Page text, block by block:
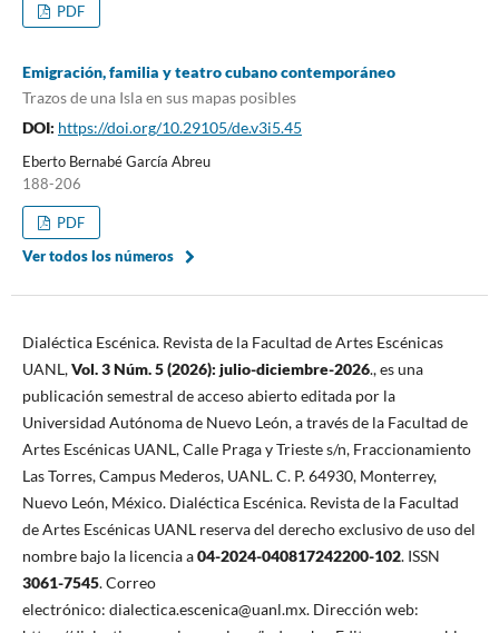
PDF
Emigración, familia y teatro cubano contemporáneo
Trazos de una Isla en sus mapas posibles
DOI: https://doi.org/10.29105/de.v3i5.45
Eberto Bernabé García Abreu
188-206
PDF
Ver todos los números
Dialéctica Escénica. Revista de la Facultad de Artes Escénicas
UANL,Vol. 3 Núm. 5 (2026): julio-diciembre-2026., es una
publicación semestral de acceso abierto editada por la
Universidad Autónoma de Nuevo León, a través de la Facultad de
Artes Escénicas UANL, Calle Praga y Trieste s/n, Fraccionamiento
Las Torres, Campus Mederos, UANL. C. P. 64930, Monterrey,
Nuevo León, México. Dialéctica Escénica. Revista de la Facultad
de Artes Escénicas UANL reserva del derecho exclusivo de uso del
nombre bajo la licencia a04-2024-040817242200-102. ISSN
3061-7545. Correo
electrónico: dialectica.escenica@uanl.mx. Dirección web: